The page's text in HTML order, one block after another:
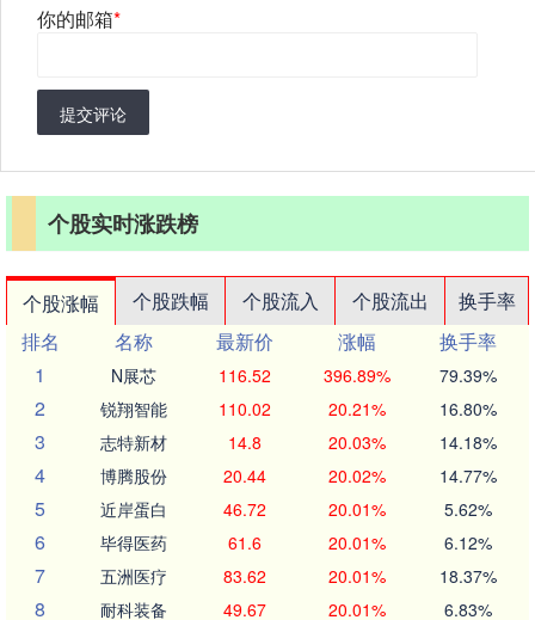
你的邮箱*
提交评论
个股实时涨跌榜
个股涨幅 个股跌幅 个股流入 个股流出
换手率
排名
名称 最新价 涨幅
换手率
1
N展芯 116.52 396.89% 79.39%
2 锐翔智能 110.02 20.21% 16.80%
3 志特新材 14.8 20.03% 14.18%
4 博腾股份 20.44 20.02% 14.77%
5 近岸蛋白 46.72 20.01% 5.62%
6 毕得医药 61.6 20.01% 6.12%
7 五洲医疗 83.62 20.01% 18.37%
8 耐科装备 49.67 20.01% 6.83%